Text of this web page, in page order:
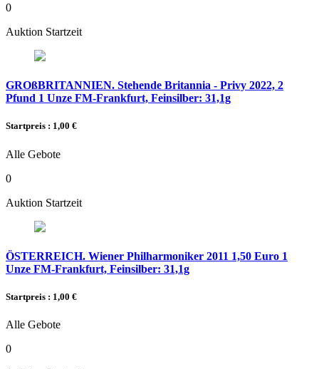
0
Auktion Startzeit
GROßBRITANNIEN. Stehende Britannia - Privy 2022, 2
Pfund 1 Unze FM-Frankfurt, Feinsilber: 31,1g
Startpreis : 1,00 €
Alle Gebote
0
Auktion Startzeit
ÖSTERREICH. Wiener Philharmoniker 2011 1,50 Euro 1
Unze FM-Frankfurt, Feinsilber: 31,1g
Startpreis : 1,00 €
Alle Gebote
0